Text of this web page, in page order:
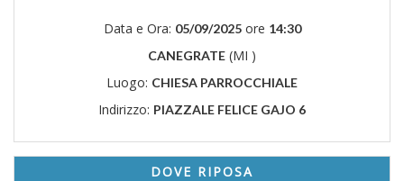
Data e Ora: 05/09/2025ore 14:30
CANEGRATE (MI )
Luogo: CHIESA PARROCCHIALE
Indirizzo: PIAZZALE FELICE GAJO 6
DOVE RIPOSA